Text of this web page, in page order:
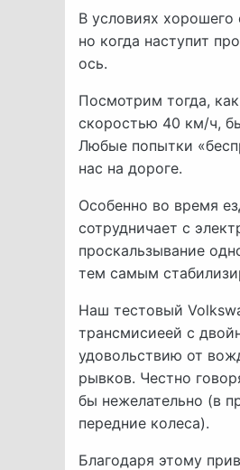
В условиях
но когда наступит
ось.
Посмотрим тогда,
скоростью 40 км/ч,
Любые попытки
нас на дороге.
Особенно во время
сотрудничает с
проскальзывание
тем самым
Наш тестовый
трансмисиеей с
удовольствию от
рывков. Честно
бы нежелательно (в
передние колеса).
Благодаря этому